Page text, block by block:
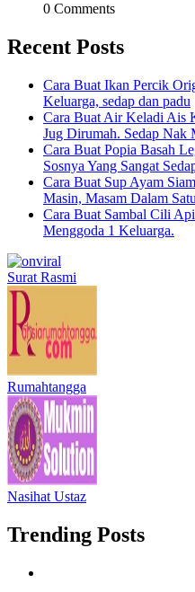
0 Comments
Recent Posts
Cara Buat Ikan Percik
Keluarga, sedap dan padu
Cara Buat Air Keladi Ais
Jug Dirumah. Sedap Nak
Cara Buat Popia Basah
Sosnya Yang Sangat
Cara Buat Sup Ayam
Masin, Masam Dalam
Cara Buat Sambal Cili
Menggoda 1 Keluarga.
Surat Rasmi
Rumahtangga
Nasihat Ustaz
Trending Posts